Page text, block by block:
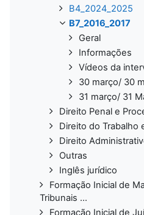
B4_2024_2025
B7_2016_2017
Geral
Informações
Vídeos da
30 março/ 30
31 março/ 31
Direito Penal e
Direito do Trabalho
Direito
Outras
Inglês jurídico
Formação Inicial de
Tribunais ...
Formação Inicial de